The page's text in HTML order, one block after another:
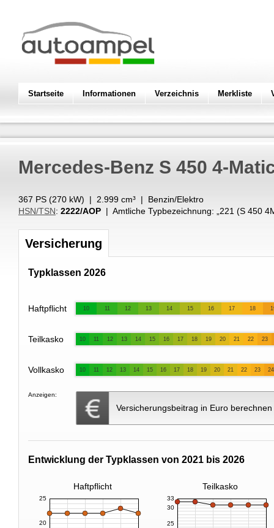
Startseite Informationen Verzeichnis Merkliste
Mercedes-Benz S 450 4-
367 PS (270 kW) | 2.999 cm³ | Benzin/Elektro
HSN/TSN: 2222/AOP | Amtliche Typbezeichnung: „ 221 (S 450
Versicherung
Typklassen 2026
Haftpflicht 10 11 12 13 14 15 16 17 18
Teilkasko 10 11 12 13 14 15 16 17 18 19 20 21 22 23
Vollkasko 10 11 12 13 14 15 16 17 18 19 20 21 22 23 24
Anzeigen:
Versicherungsbeitrag in Euro berechnen
Entwicklung der Typklassen von 2021 bis 2026
Haftpflicht Teilkasko
20
25
25
30
33